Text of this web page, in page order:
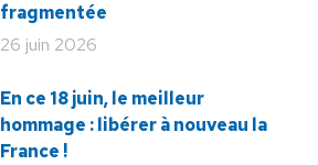
fragmentée
26 juin 2026
En ce 18 juin, le meilleur
hommage : libérer à nouveau la
France !